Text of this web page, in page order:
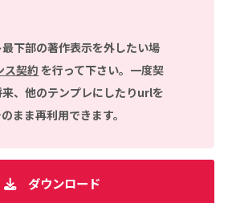
下部の著作表示を外したい場
ス契約を行って下さい。一度契
、他のテンプレにしたりurlを
まま再利用できます。
ダウンロード